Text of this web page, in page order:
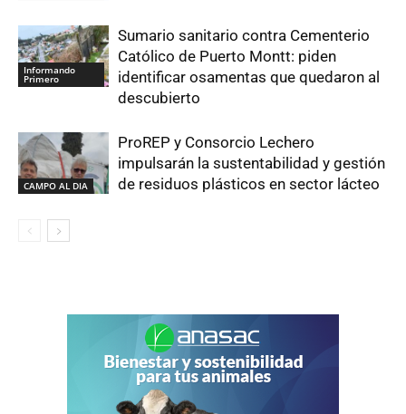
Informando
Primero
Sumario sanitario contra Cementerio
Católico de Puerto Montt: piden
identificar osamentas que quedaron al
descubierto
CAMPO AL DIA
ProREP y Consorcio Lechero
impulsarán la sustentabilidad y gestión
de residuos plásticos en sector lácteo